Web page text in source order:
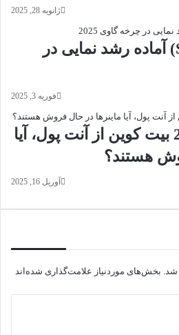
ژانویه 28, 2025
قیمت سولانا (SOL) آماده رشد نمایی در
فوریه 3, 2025
انتقال بیش از 2009 بیت کوین از آنت پول، آیا
هستند؟
آوریل 16, 2025
شد. بخش‌های موردنیاز علامت‌گذاری شده‌اند